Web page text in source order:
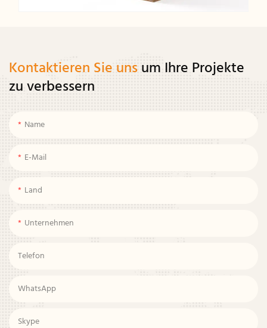
Kontaktieren Sie unsum Ihre Projekte
zu verbessern
Name
E-Mail
Land
Unternehmen
Telefon
WhatsApp
Skype